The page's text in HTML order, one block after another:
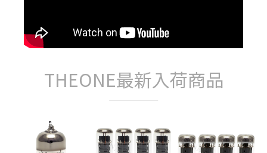
THEONE最新入荷商品